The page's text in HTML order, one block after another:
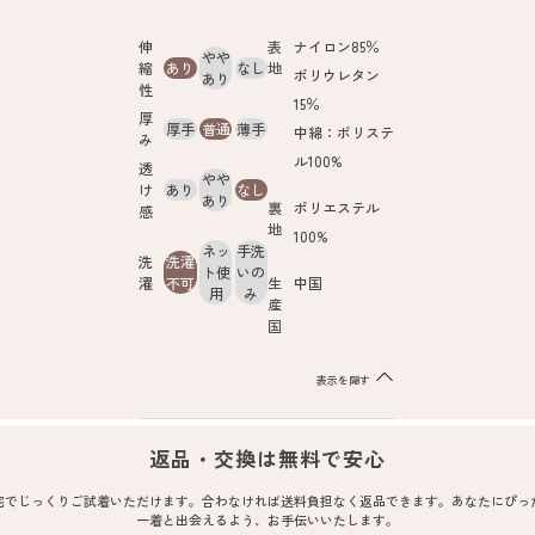
伸
縮
性
あり
やや
あり
なし
厚
み
厚手 普通 薄手
透
け
感
あり
やや
あり
なし
洗
濯
洗濯
不可
ネッ
ト使
用
手洗
いの
み
表
地
ナイロン85％
ポリウレタン
15％
中綿：ポリステ
ル100%
裏
地
ポリエステル
100%
生
産
国
中国
表示を隠す
返品・交換は無料で安心
でじっくりご試着いただけます。合わなければ送料負担なく返品できます。あなたにぴっ
一着と出会えるよう、お手伝いいたします。